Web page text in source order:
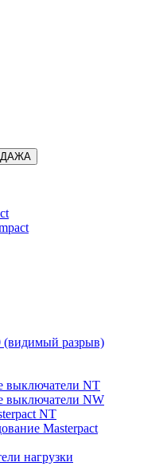
разрыв)
выключатели NT
выключатели NW
NT
Masterpact
нагрузки